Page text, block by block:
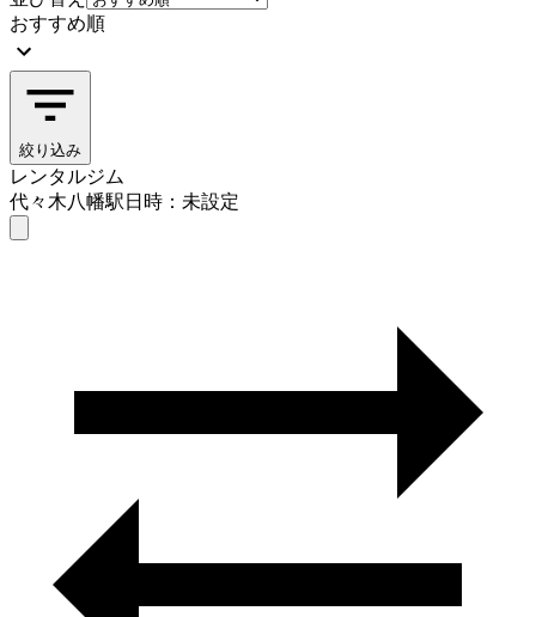
おすすめ順
絞り込み
レンタルジム
代々木八幡駅日時：未設定